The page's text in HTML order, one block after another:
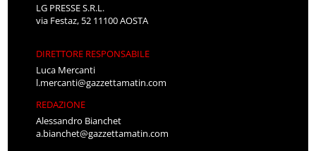
LG PRESSE S.R.L.
via Festaz, 52 11100 AOSTA
DIRETTORE RESPONSABILE
Luca Mercanti
l.mercanti@gazzettamatin.com
REDAZIONE
Alessandro Bianchet
a.bianchet@gazzettamatin.com